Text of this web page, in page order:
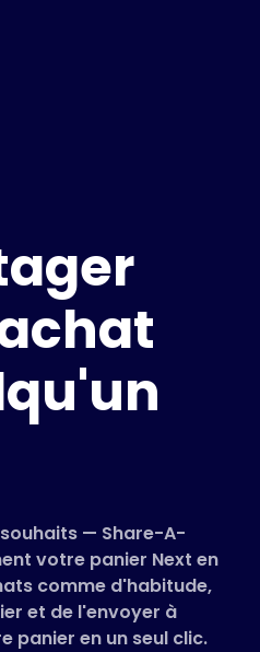
— Share-A-
votre panier Next en
comme d'habitude,
et de l'envoyer à
panier en un seul clic.